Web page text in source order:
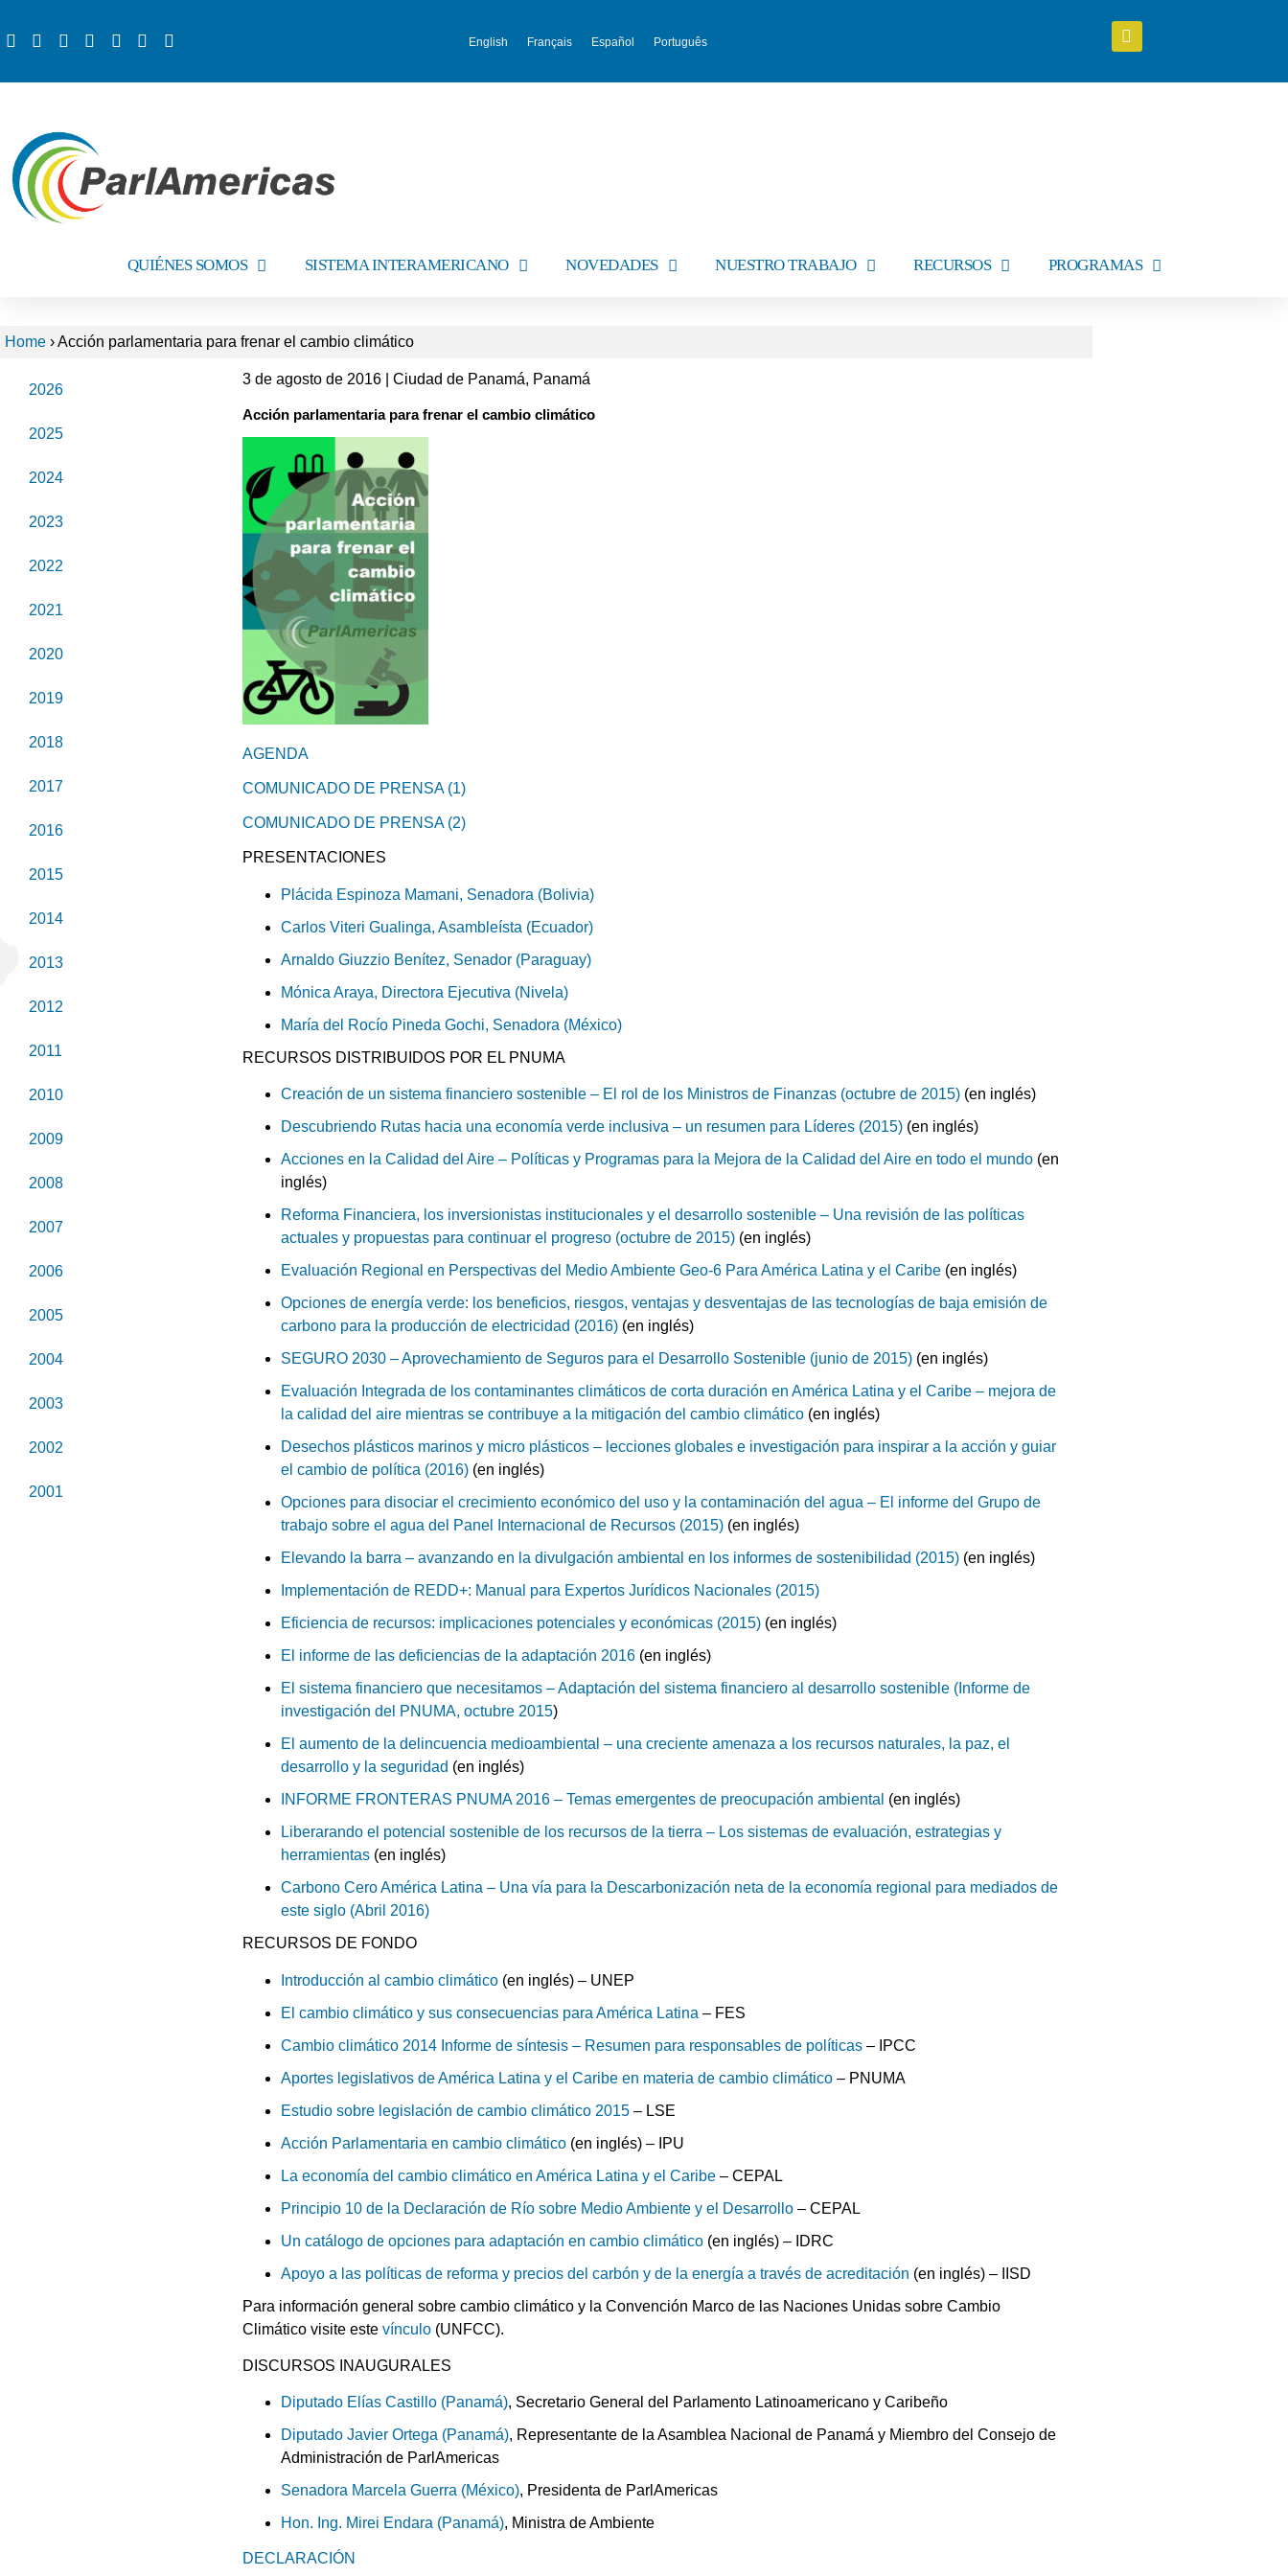
English Français Español Português
QUIÉNES SOMOS SISTEMA INTERAMERICANO NOVEDADES NUESTRO TRABAJO RECURSOS PROGRAMAS
Home ›Acción parlamentaria para frenar el cambio climático
2026
2025
2024
2023
2022
2021
2020
2019
2018
2017
2016
2015
2014
2013
2012
2011
2010
2009
2008
2007
2006
2005
2004
2003
2002
2001
3 de agosto de 2016 | Ciudad de Panamá, Panamá
Acción parlamentaria para frenar el cambio climático
AGENDA
COMUNICADO DE PRENSA (1)
COMUNICADO DE PRENSA (2)
PRESENTACIONES
Plácida Espinoza Mamani, Senadora (Bolivia)
Carlos Viteri Gualinga, Asambleísta (Ecuador)
Arnaldo Giuzzio Benítez, Senador (Paraguay)
Mónica Araya, Directora Ejecutiva (Nivela)
María del Rocío Pineda Gochi, Senadora (México)
RECURSOS DISTRIBUIDOS POR EL PNUMA
Creación de un sistema financiero sostenible – El rol de los Ministros de Finanzas (octubre de 2015) (en inglés)
Descubriendo Rutas hacia una economía verde inclusiva – un resumen para Líderes (2015) (en inglés)
Acciones en la Calidad del Aire – Políticas y Programas para la Mejora de la Calidad del Aire en todo el mundo (en
inglés)
Reforma Financiera, los inversionistas institucionales y el desarrollo sostenible – Una revisión de las políticas
actuales y propuestas para continuar el progreso (octubre de 2015) (en inglés)
Evaluación Regional en Perspectivas del Medio Ambiente Geo-6 Para América Latina y el Caribe (en inglés)
Opciones de energía verde: los beneficios, riesgos, ventajas y desventajas de las tecnologías de baja emisión de
carbono para la producción de electricidad (2016) (en inglés)
SEGURO 2030 – Aprovechamiento de Seguros para el Desarrollo Sostenible (junio de 2015) (en inglés)
Evaluación Integrada de los contaminantes climáticos de corta duración en América Latina y el Caribe – mejora de
la calidad del aire mientras se contribuye a la mitigación del cambio climático (en inglés)
Desechos plásticos marinos y micro plásticos – lecciones globales e investigación para inspirar a la acción y guiar
el cambio de política (2016) (en inglés)
Opciones para disociar el crecimiento económico del uso y la contaminación del agua – El informe del Grupo de
trabajo sobre el agua del Panel Internacional de Recursos (2015) (en inglés)
Elevando la barra – avanzando en la divulgación ambiental en los informes de sostenibilidad (2015) (en inglés)
Implementación de REDD+: Manual para Expertos Jurídicos Nacionales (2015)
Eficiencia de recursos: implicaciones potenciales y económicas (2015) (en inglés)
El informe de las deficiencias de la adaptación 2016 (en inglés)
El sistema financiero que necesitamos – Adaptación del sistema financiero al desarrollo sostenible (Informe de
investigación del PNUMA, octubre 2015)
El aumento de la delincuencia medioambiental – una creciente amenaza a los recursos naturales, la paz, el
desarrollo y la seguridad (en inglés)
INFORME FRONTERAS PNUMA 2016 – Temas emergentes de preocupación ambiental (en inglés)
Liberarando el potencial sostenible de los recursos de la tierra – Los sistemas de evaluación, estrategias y
herramientas (en inglés)
Carbono Cero América Latina – Una vía para la Descarbonización neta de la economía regional para mediados de
este siglo (Abril 2016)
RECURSOS DE FONDO
Introducción al cambio climático (en inglés) – UNEP
El cambio climático y sus consecuencias para América Latina – FES
Cambio climático 2014 Informe de síntesis – Resumen para responsables de políticas – IPCC
Aportes legislativos de América Latina y el Caribe en materia de cambio climático – PNUMA
Estudio sobre legislación de cambio climático 2015 – LSE
Acción Parlamentaria en cambio climático (en inglés) – IPU
La economía del cambio climático en América Latina y el Caribe – CEPAL
Principio 10 de la Declaración de Río sobre Medio Ambiente y el Desarrollo – CEPAL
Un catálogo de opciones para adaptación en cambio climático (en inglés) – IDRC
Apoyo a las políticas de reforma y precios del carbón y de la energía a través de acreditación (en inglés) – IISD
Para información general sobre cambio climático y la Convención Marco de las Naciones Unidas sobre Cambio
Climático visite estevínculo (UNFCC).
DISCURSOS INAUGURALES
Diputado Elías Castillo (Panamá), Secretario General del Parlamento Latinoamericano y Caribeño
Diputado Javier Ortega (Panamá), Representante de la Asamblea Nacional de Panamá y Miembro del Consejo de
Administración de ParlAmericas
Senadora Marcela Guerra (México), Presidenta de ParlAmericas
Hon. Ing. Mirei Endara (Panamá), Ministra de Ambiente
DECLARACIÓN